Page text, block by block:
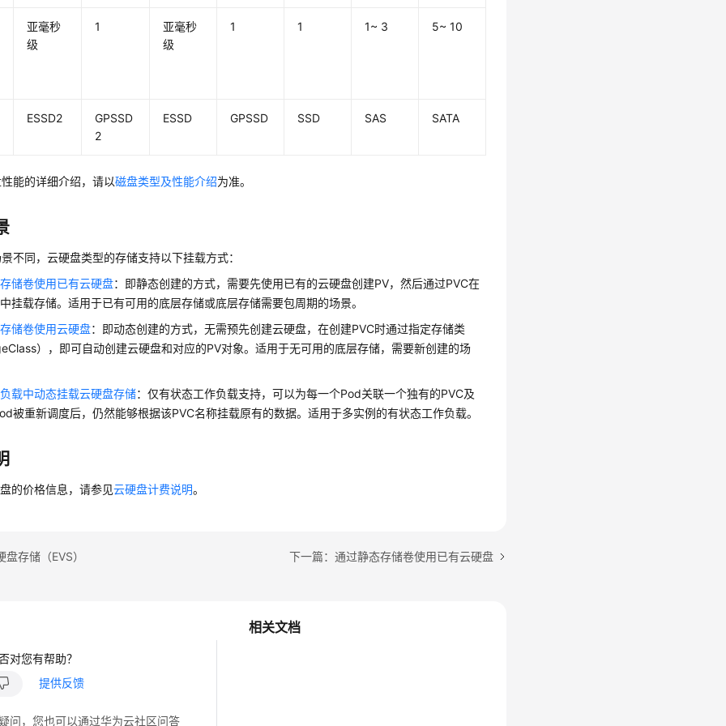
亚毫秒
级
1
亚毫秒
级
1 1 1~ 3 5~ 10
ESSD2
GPSSD
2
ESSD GPSSD SSD SAS SATA
能的详细介绍，请以磁盘类型及性能介绍为准。
不同，云硬盘类型的存储支持以下挂载方式：
储卷使用已有云硬盘：即静态创建的方式，需要先使用已有的云硬盘创建PV，然后通过PVC在
挂载存储。适用于已有可用的底层存储或底层存储需要包周期的场景。
储卷使用云硬盘：即动态创建的方式，无需预先创建云硬盘，在创建PVC时通过指定存储类
），即可自动创建云硬盘和对应的PV对象。适用于无可用的底层存储，需要新创建的场
载中动态挂载云硬盘存储：仅有状态工作负载支持，可以为每一个Pod关联一个独有的PVC及
被重新调度后，仍然能够根据该PVC名称挂载原有的数据。适用于多实例的有状态工作负载。
的价格信息，请参见云硬盘计费说明。
存储（EVS） 下一篇：通过静态存储卷使用已有云硬盘
相关文档
对您有帮助？
提供反馈
问，您也可以通过华为云社区问答